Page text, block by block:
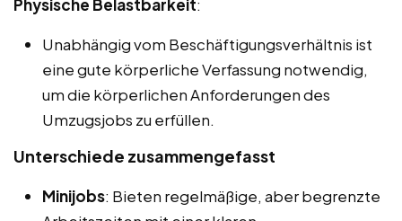
Physische Belastbarkeit:
Unabhängig vom Beschäftigungsverhältnis ist
eine gute körperliche Verfassung notwendig,
um die körperlichen Anforderungen des
Umzugsjobs zu erfüllen.
Unterschiede zusammengefasst
Minijobs: Bieten regelmäßige, aber begrenzte